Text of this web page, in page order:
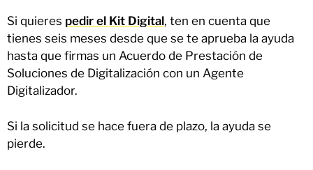
Si quieres pedir el Kit Digital, ten en cuenta que
tienes seis meses desde que se te aprueba la ayuda
hasta que firmas un Acuerdo de Prestación de
Soluciones de Digitalización con un Agente
Digitalizador.
Si la solicitud se hace fuera de plazo, la ayuda se
pierde.